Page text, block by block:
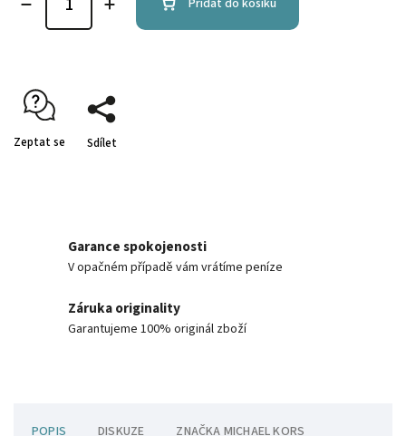
Přidat do košíku
Zeptat se Sdílet
Garance spokojenosti
V opačném případě vám vrátíme peníze
Záruka originality
Garantujeme 100% originál zboží
POPIS DISKUZE ZNAČKA MICHAEL KORS